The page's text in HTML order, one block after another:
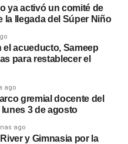
ya activó un comité de
la llegada del Súper Niño
el acueducto, Sameep
para restablecer el
ago
gremial docente del
3 de agosto
ago
y Gimnasia por la